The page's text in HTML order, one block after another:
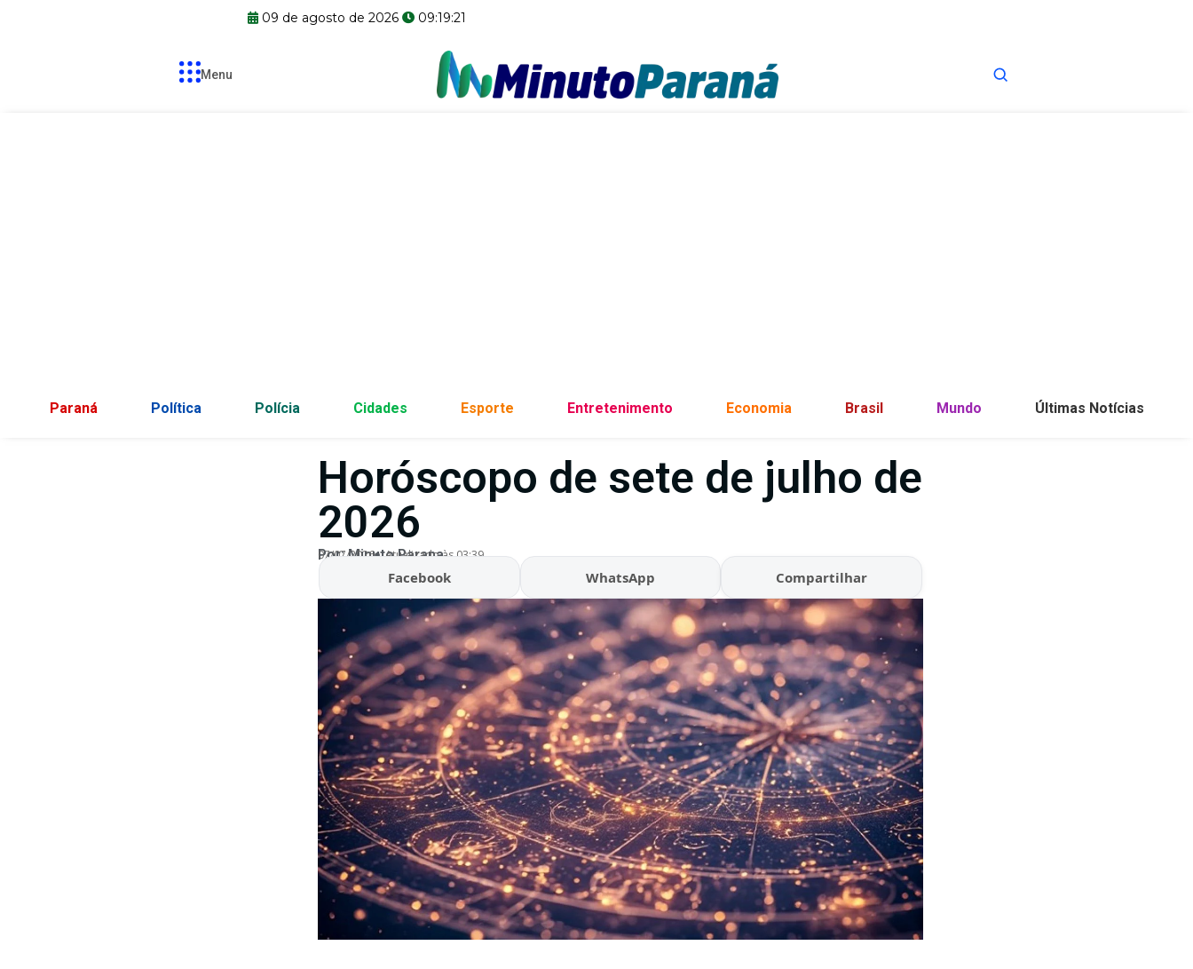
09 de agosto de 2026 09:19:22
Menu
Paraná Política Polícia Cidades Esporte Entretenimento Economia Brasil Mundo Últimas Notícias
Horóscopo de sete de julho de
2026
Por:Minuto Parana
07/07/2026 Atualizado às 03:39
Facebook WhatsApp Compartilhar